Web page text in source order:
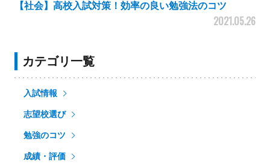
【社会】高校入試対策！効率の良い勉強法のコツ
2021.05.26
カテゴリ一覧
入試情報
志望校選び
勉強のコツ
成績・評価